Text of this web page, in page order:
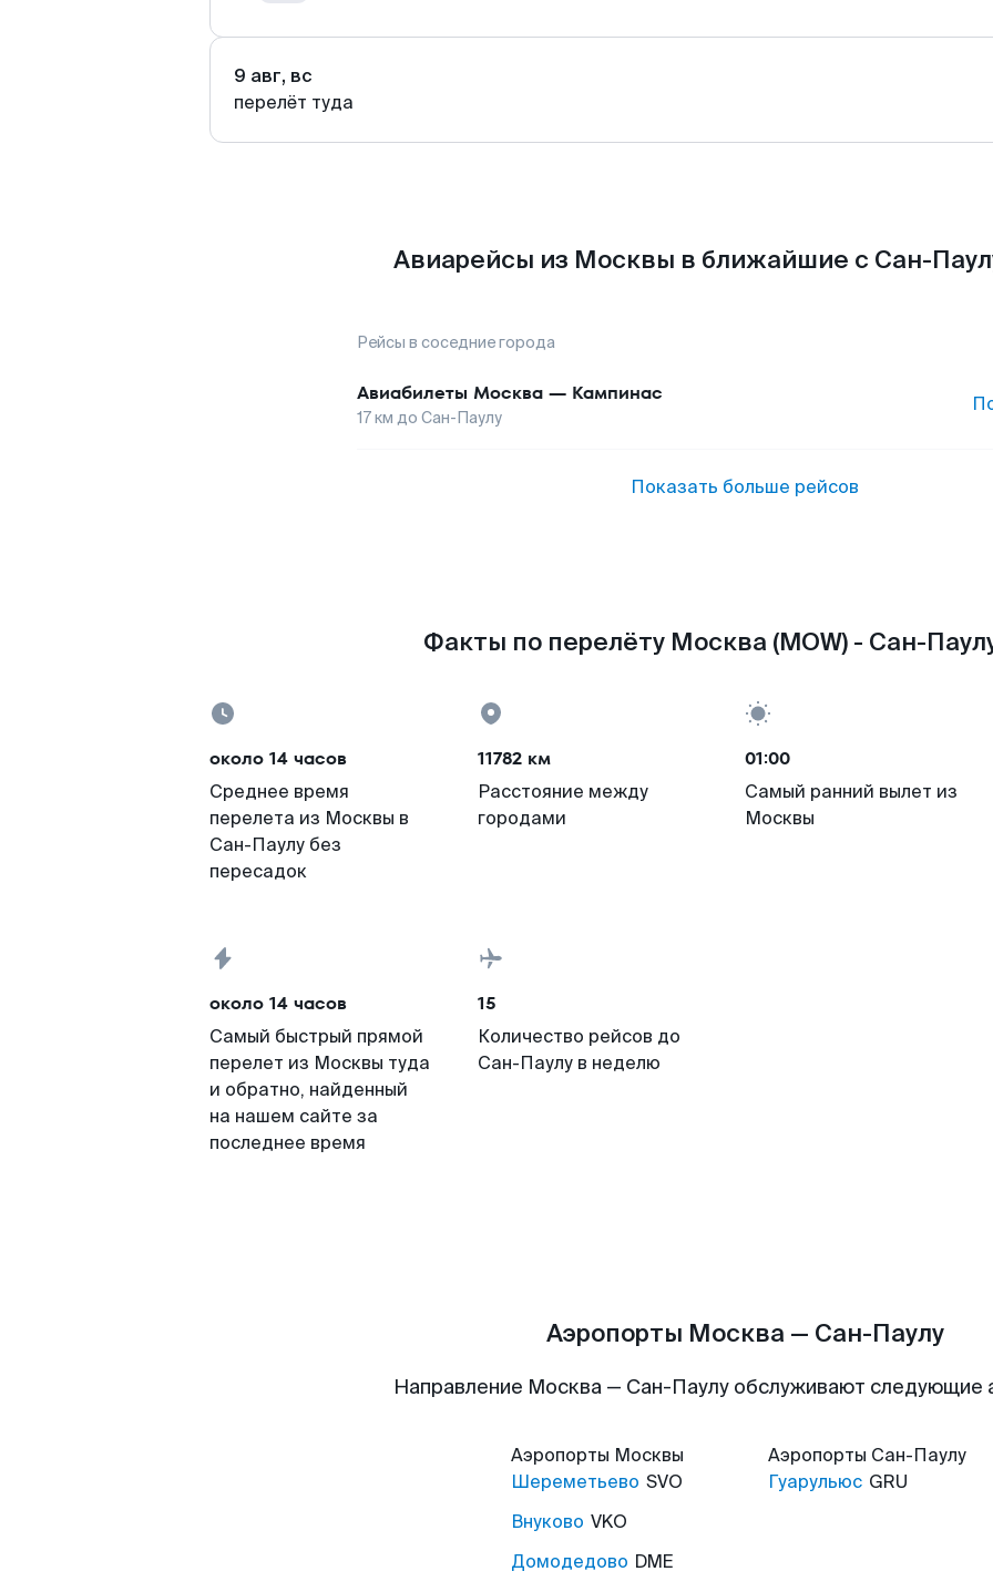
9 авг, вс
перелёт туда
Авиарейсы из Москвы в ближайшие с Сан-
Рейсы в соседние города
Авиабилеты Москва — Кампинас
17км до Сан-Паулу
Показать больше рейсов
Факты по перелёту Москва (MOW) - Сан-
около 14 часов
Среднее время
перелета из Москвы в
Сан-Паулу без
пересадок
11782 км
Расстояние между
городами
01:00
Самый ранний вылет из
Москвы
около 14 часов
Самый быстрый прямой
перелет из Москвы туда
и обратно, найденный
на нашем сайте за
последнее время
15
Количество рейсов до
Сан-Паулу в неделю
Аэропорты Москва — Сан-Паулу
Направление Москва — Сан-Паулу обслуживают следующие
Аэропорты Москвы
Шереметьево SVO
Внуково VKO
Домодедово DME
Аэропорты Сан-Паулу
Гуарульюс GRU